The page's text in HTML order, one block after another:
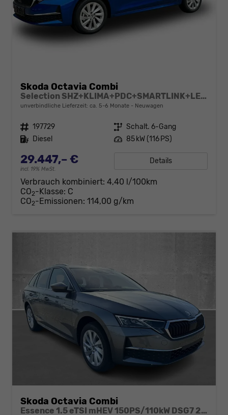
Skoda Octavia Combi
Selection SHZ+KLIMA+PDC+SMARTLINK+LED+16" ALU
unverbindliche Lieferzeit: ca. 5-6 Monate Neuwagen
Fahrzeugnr. 197729 Getriebe Schalt. 6-Gang
Kraftstoff Diesel Leistung 85 kW (116 PS)
29.447,– €
incl. 19% MwSt.
Details
Verbrauch kombiniert: 4,40 l/100km
CO2-Klasse: C
CO2-Emissionen: 114,00 g/km
Skoda Octavia Combi
Essence 1.5 eTSI mHEV 150PS/110kW DSG7 2026